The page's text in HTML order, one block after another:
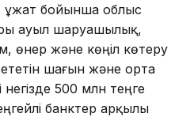
бойынша облыс
ауыл шаруашылық,
өнер және көңіл көтеру
шағын және орта
негізде 500 млн теңге
банктер арқылы